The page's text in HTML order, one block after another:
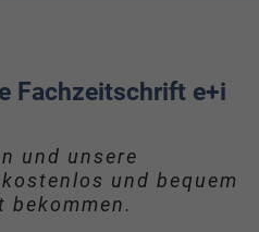
Fachzeitschrift e+i
und unsere
und bequem